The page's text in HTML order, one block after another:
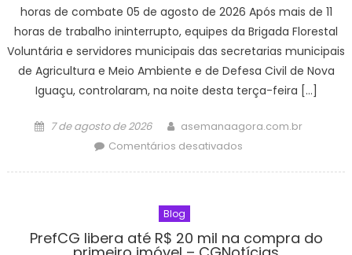
horas de combate 05 de agosto de 2026 Após mais de 11
horas de trabalho ininterrupto, equipes da Brigada Florestal
Voluntária e servidores municipais das secretarias municipais
de Agricultura e Meio Ambiente e de Defesa Civil de Nova
Iguaçu, controlaram, na noite desta terça-feira […]
Posted
7 de agosto de 2026 Author
asemanaagora.com.br
Comentários desativadosem
Vulcão
Blog
PrefCG libera até R$ 20 mil na compra do